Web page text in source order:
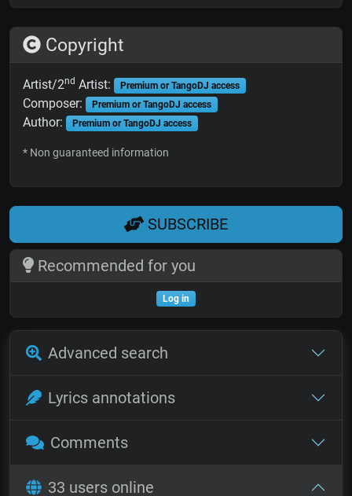
Copyright
Artist/2nd Artist: Premium or TangoDJ access
Composer: Premium or TangoDJ access
Author: Premium or TangoDJ access
* Non guaranteed information
SUBSCRIBE
Recommended for you
Log in
Advanced search
Lyrics annotations
Comments
33 users online